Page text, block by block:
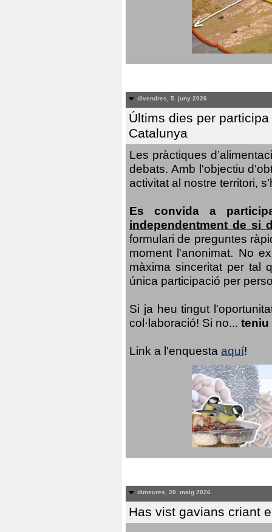
divendres, 5. juny 2026
Últims dies per
Catalunya
Les pràctiques
debats. Amb l'objectiu
activitat al nostre territori,
Es convida a
independentment de si
formulari de preguntes
moment l'anonimat. No
màxima sinceritat per tal
única participació per
Si ja heu tingut
col·laboració! Si no... teniu
Link a l'enquesta aquí!
dimecres, 20. maig 2026
Has vist gavians criant